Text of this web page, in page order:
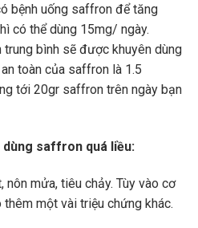
bệnh uống saffron để tăng
có thể dùng 15mg/ ngày.
bình sẽ được khuyên dùng
toàn của saffron là 1.5
tới 20gr saffron trên ngày bạn
saffron quá liều:
nôn mửa, tiêu chảy. Tùy vào cơ
một vài triệu chứng khác.